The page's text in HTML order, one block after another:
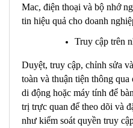
Mac, điện thoại và bộ nhớ
tin hiệu quả cho doanh
Truy cập trên
Duyệt, truy cập, chỉnh sửa
toàn và thuận tiện thông
di động hoặc máy tính để
trị trực quan để theo dõi và
như kiểm soát quyền truy